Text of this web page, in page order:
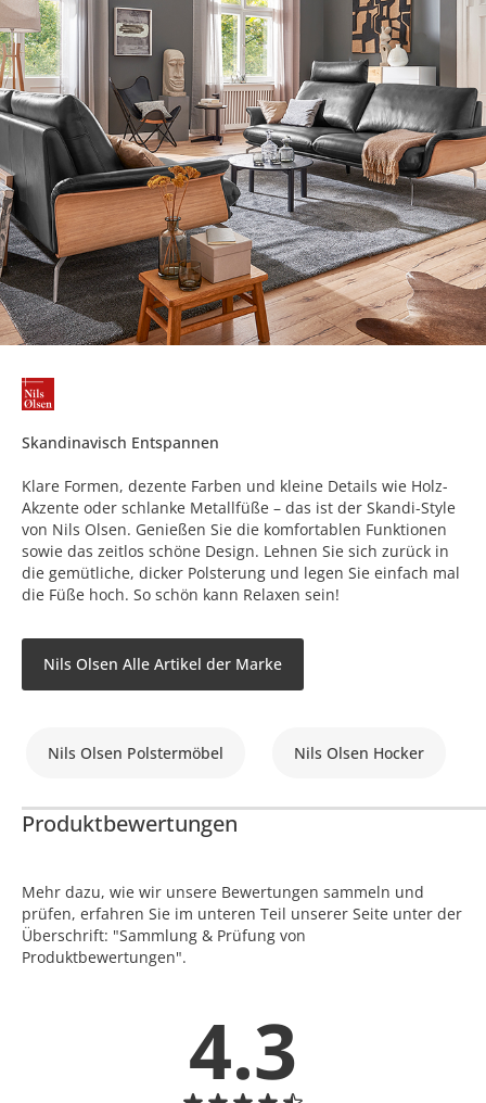
Skandinavisch Entspannen
Klare Formen, dezente Farben und kleine Details wie Holz-
Akzente oder schlanke Metallfüße – das ist der Skandi-Style
von Nils Olsen. Genießen Sie die komfortablen Funktionen
sowie das zeitlos schöne Design. Lehnen Sie sich zurück in
die gemütliche, dicker Polsterung und legen Sie einfach mal
die Füße hoch. So schön kann Relaxen sein!
Nils Olsen Alle Artikel der Marke
Nils Olsen Polstermöbel Nils Olsen Hocker
Produktbewertungen
Mehr dazu, wie wir unsere Bewertungen sammeln und
prüfen, erfahren Sie im unteren Teil unserer Seite unter der
Überschrift: "Sammlung & Prüfung von
Produktbewertungen".
4.3